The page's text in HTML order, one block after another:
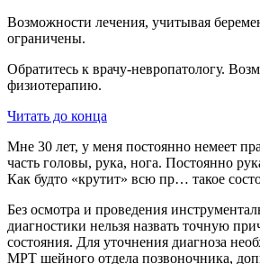
Возможности лечения, учитывая
ограничены.
Обратитесь к врачу-невропатологу.
физиотерапию.
Читать до конца
Мне 30 лет, у меня постоянно немеет
часть головы, рука, нога. Постоянно
Как будто «крутит» всю пр… такое
Без осмотра и проведения
диагностики нельзя назвать точную
состояния. Для уточнения диагноза
МРТ шейного отдела позвоночника,